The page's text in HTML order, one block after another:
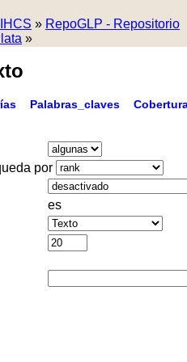
» RepoGLP - Repositorio
»
Palabras_claves
por
es